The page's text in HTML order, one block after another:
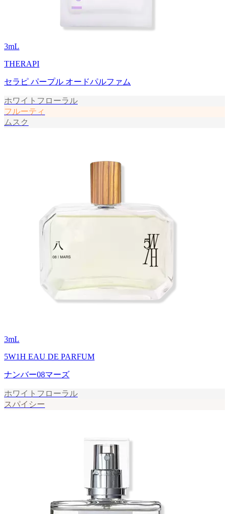
3mL
THERAPI
セラピ パープル オードパルファム
ホワイトフローラル
フルーティ
ムスク
3mL
5W1H EAU DE PARFUM
ナンバー08マーズ
ホワイトフローラル
スパイシー